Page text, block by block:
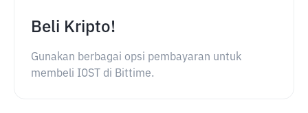
Beli Kripto!
Gunakan berbagai opsi pembayaran untuk
membeli IOST di Bittime.